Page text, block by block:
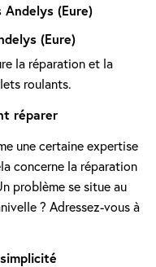
(Eure)
(Eure)
la réparation et la
roulants.
réparer
une certaine expertise
concerne la réparation
problème se situe au
? Adressez-vous à